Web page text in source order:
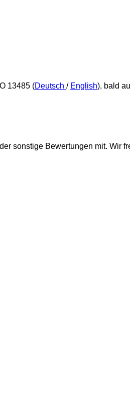
13485 (Deutsch / English), bald
sonstige Bewertungen mit. Wir